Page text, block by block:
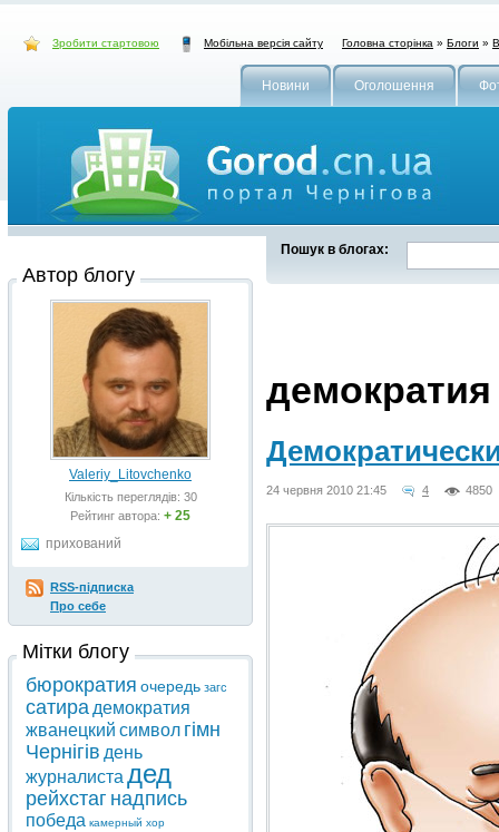
Зробити стартовою Мобільна версія сайту Головна сторінка » Блоги »
Новини Оголошення
Пошук в блогах:
демократия
24 червня 2010 21:45 4 4850
Автор блогу
Valeriy_Litovchenko
Кількість переглядів: 30
Рейтинг автора: + 25
прихований
RSS-підписка
Про себе
Мітки блогу
бюрократия очередь загс
сатира демократия
жванецкий символ гімн
Чернігів день
журналиста дед
рейхстаг надпись
победа камерный хор